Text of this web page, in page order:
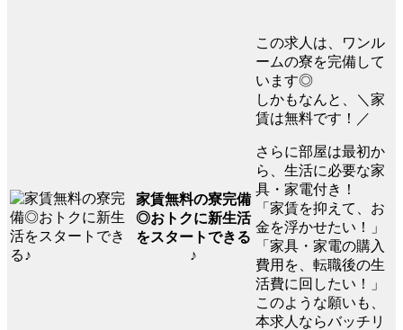
家賃無料の寮完備
◎おトクに新生活
をスタートできる
♪
この求人は、ワンル
ームの寮を完備して
います◎
しかもなんと、＼家
賃は無料です！／
さらに部屋は最初か
ら、生活に必要な家
具・家電付き！
「家賃を抑えて、お
金を浮かせたい！」
「家具・家電の購入
費用を、転職後の生
活費に回したい！」
このような願いも、
本求人ならバッチリ